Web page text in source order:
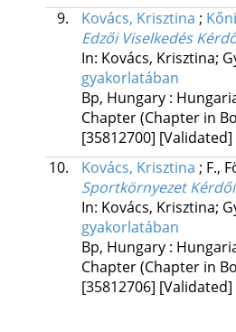
9.
Kovács, Krisztina ;
Edzői Viselkedés
In: Kovács, Krisztina;
gyakorlatában
Bp, Hungary :
Chapter (Chapter in
[35812700] [Validated]
10.
Kovács, Krisztina ; F.,
Sportkörnyezet
In: Kovács, Krisztina;
gyakorlatában
Bp, Hungary :
Chapter (Chapter in
[35812706] [Validated]